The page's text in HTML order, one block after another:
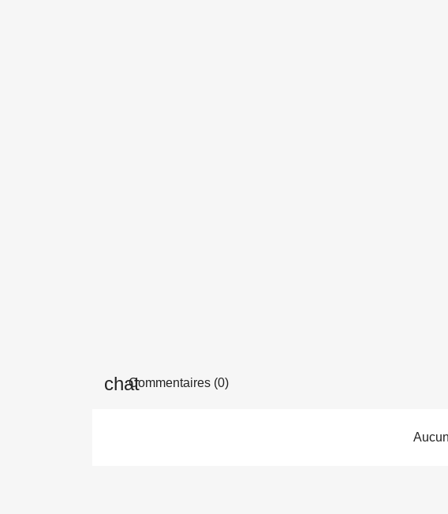
Commentaires (0)